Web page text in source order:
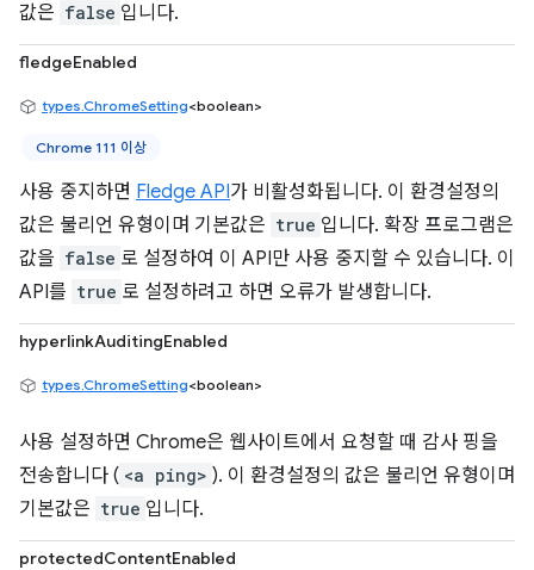
값은 false 입니다.
fledgeEnabled
types.ChromeSetting<boolean>
Chrome 111 이상
사용 중지하면 Fledge API가 비활성화됩니다. 이 환경설정의
값은 불리언 유형이며 기본값은 true 입니다. 확장 프로그램은
값을 false 로 설정하여 이 API만 사용 중지할 수 있습니다. 이
API를 true 로 설정하려고 하면 오류가 발생합니다.
hyperlinkAuditingEnabled
types.ChromeSetting<boolean>
사용 설정하면 Chrome은 웹사이트에서 요청할 때 감사 핑을
전송합니다 ( <a ping> ). 이 환경설정의 값은 불리언 유형이며
기본값은 true 입니다.
protectedContentEnabled